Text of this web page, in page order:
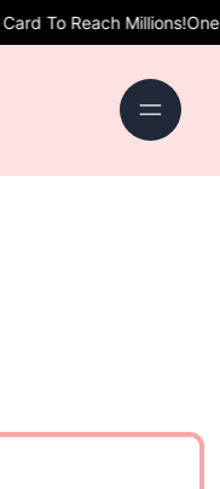
To Reach Millions!One